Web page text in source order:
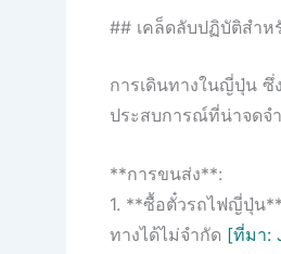
## เคล็ดลับปฏิบัติสำห
การเดินทางในญี่ปุ่น
ประสบการณ์ที่น่าจดจ
**การขนส่ง**:
1. **ซื้อตั๋วรถไฟญี่ปุ่น
ทางได้ไม่จำกัด [ที่มา: